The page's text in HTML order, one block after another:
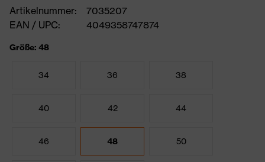
Artikelnummer:
7035207
EAN / UPC:
4049358747874
Größe: 48
34 36 38
40 42 44
46 48 50